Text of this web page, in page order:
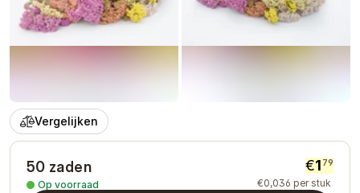
Vergelijken
50 zaden
Op voorraad
€1 79
€0,036 per stuk